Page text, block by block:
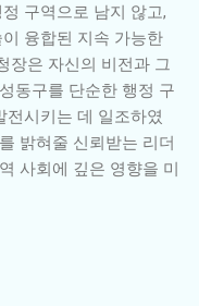
구역으로 남지 않고,
융합된 지속 가능한
장은 자신의 비전과 그
동구를 단순한 행정 구
시키는 데 일조하였
밝혀줄 신뢰받는 리더
사회에 깊은 영향을 미